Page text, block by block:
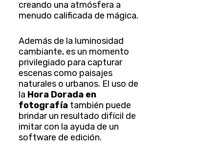
creando una atmósfera a
menudo calificada de mágica.
Además de la luminosidad
cambiante, es un momento
privilegiado para capturar
escenas como paisajes
naturales o urbanos. El uso de
la Hora Dorada en
fotografía también puede
brindar un resultado difícil de
imitar con la ayuda de un
software de edición.